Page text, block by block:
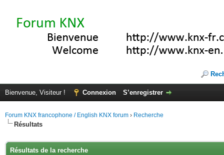
Bienvenue, Visiteur ! Connexion S’enregistrer
Forum KNX francophone / English KNX forum › Recherche
Résultats
Résultats de la recherche